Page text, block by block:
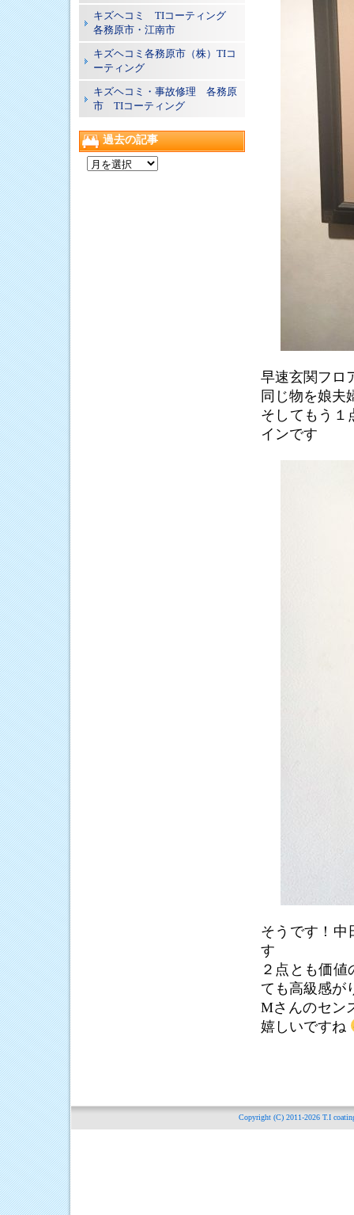
早速玄関フロ
同じ物を娘夫
そしてもう１
インです
そうです！
す
２点とも価
ても高級感が
Mさんのセン
嬉しいですね
キズヘコミ TIコーティング
各務原市・江南市
キズヘコミ各務原市（株）TIコ
ーティング
キズヘコミ・事故修理 各務原
市 TIコーティング
過去の記事
過
去
Copyright (C) 2011-2026 T.I